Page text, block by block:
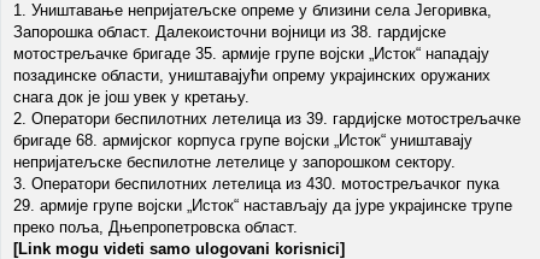
1. Уништавање непријатељске опреме у близини села Јегоривка,
Запорошка област. Далекоисточни војници из 38. гардијске
мотострељачке бригаде 35. армије групе војски „Исток“ нападају
позадинске области, уништавајући опрему украјинских оружаних
снага док је још увек у кретању.
2. Оператори беспилотних летелица из 39. гардијске мотострељачке
бригаде 68. армијског корпуса групе војски „Исток“ уништавају
непријатељске беспилотне летелице у запорошком сектору.
3. Оператори беспилотних летелица из 430. мотострељачког пука
29. армије групе војски „Исток“ настављају да јуре украјинске трупе
преко поља, Дњепропетровска област.
[Link mogu videti samo ulogovani korisnici]